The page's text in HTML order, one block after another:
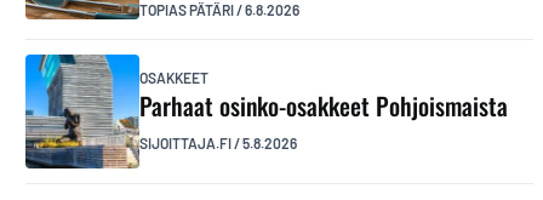
TOPIAS PÄTÄRI/6.8.2026
OSAKKEET
Parhaat osinko-osakkeet Pohjoismaista
SIJOITTAJA.FI/5.8.2026